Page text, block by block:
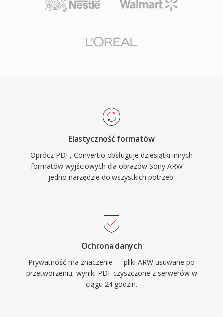
Elastyczność formatów
Oprócz PDF, Convertio obsługuje dziesiątki innych
formatów wyjściowych dla obrazów Sony ARW —
jedno narzędzie do wszystkich potrzeb.
Ochrona danych
Prywatność ma znaczenie — pliki ARW usuwane po
przetworzeniu, wyniki PDF czyszczone z serwerów w
ciągu 24 godzin.